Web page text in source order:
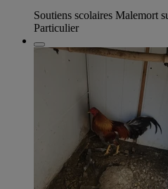
Soutiens scolaires Malemort
Particulier